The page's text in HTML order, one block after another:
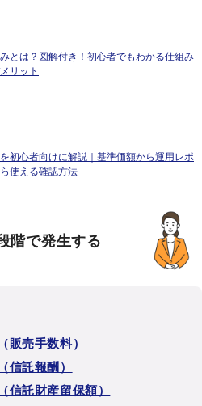
とは？図解付き！初心者でもわかる仕組み
リット
初心者向けに解説｜基準価額から運用レポ
使える確認方法
階で発生する
販売手数料）
信託報酬）
信託財産留保額）